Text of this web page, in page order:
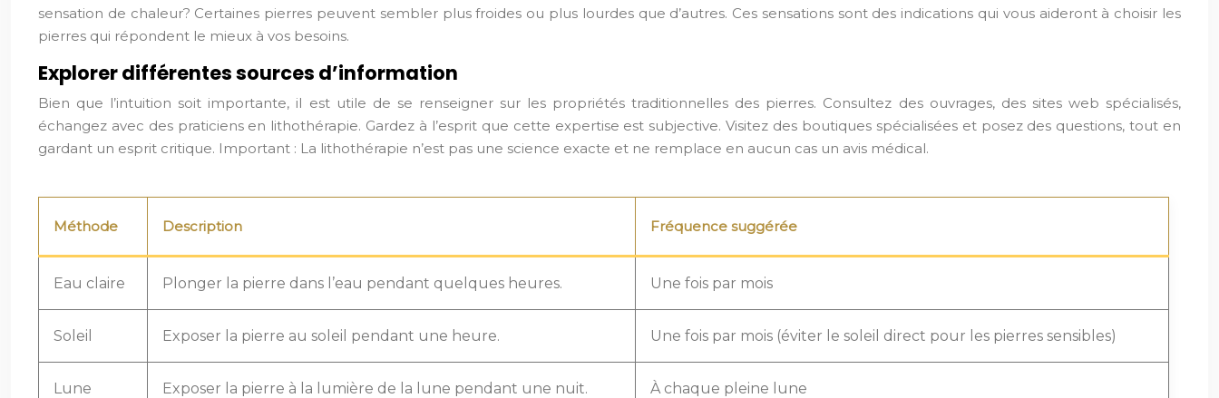
sensation de chaleur? Certaines pierres peuvent sembler plus froides ou plus lourdes que d’autres. Ces sensations sont des indications qui vous aideront à choisir les
pierres qui répondent le mieux à vos besoins.
Explorer différentes sources d’information
Bien que l’intuition soit importante, il est utile de se renseigner sur les propriétés traditionnelles des pierres. Consultez des ouvrages, des sites web spécialisés,
échangez avec des praticiens en lithothérapie. Gardez à l’esprit que cette expertise est subjective. Visitez des boutiques spécialisées et posez des questions, tout en
gardant un esprit critique. Important : La lithothérapie n’est pas une science exacte et ne remplace en aucun cas un avis médical.
Méthode Description Fréquence suggérée
Eau claire Plonger la pierre dans l’eau pendant quelques heures. Une fois par mois
Soleil Exposer la pierre au soleil pendant une heure. Une fois par mois (éviter le soleil direct pour les pierres sensibles)
Lune Exposer la pierre à la lumière de la lune pendant une nuit. À chaque pleine lune